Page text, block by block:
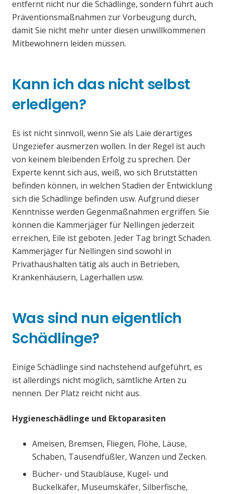
entfernt nicht nur die Schädlinge, sondern führt auch
Präventionsmaßnahmen zur Vorbeugung durch,
damit Sie nicht mehr unter diesen unwillkommenen
Mitbewohnern leiden müssen.
Kann ich das nicht selbst
erledigen?
Es ist nicht sinnvoll, wenn Sie als Laie derartiges
Ungeziefer ausmerzen wollen. In der Regel ist auch
von keinem bleibenden Erfolg zu sprechen. Der
Experte kennt sich aus, weiß, wo sich Brutstätten
befinden können, in welchen Stadien der Entwicklung
sich die Schädlinge befinden usw. Aufgrund dieser
Kenntnisse werden Gegenmaßnahmen ergriffen. Sie
können die Kammerjäger für Nellingen jederzeit
erreichen, Eile ist geboten. Jeder Tag bringt Schaden.
Kammerjäger für Nellingen sind sowohl in
Privathaushalten tätig als auch in Betrieben,
Krankenhäusern, Lagerhallen usw.
Was sind nun eigentlich
Schädlinge?
Einige Schädlinge sind nachstehend aufgeführt, es
ist allerdings nicht möglich, sämtliche Arten zu
nennen. Der Platz reicht nicht aus.
Hygieneschädlinge und Ektoparasiten
Ameisen, Bremsen, Fliegen, Flöhe, Läuse,
Schaben, Tausendfüßler, Wanzen und Zecken.
Bücher- und Staubläuse, Kugel- und
Buckelkäfer, Museumskäfer, Silberfische,